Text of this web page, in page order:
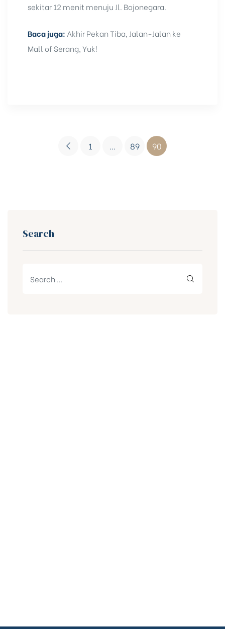
sekitar 12 menit menuju Jl. Bojonegara.
Baca juga: Akhir Pekan Tiba, Jalan-Jalan ke
Mall of Serang, Yuk!
1 … 89 90
Search